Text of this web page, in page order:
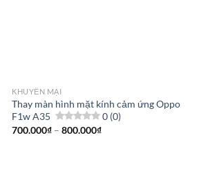
KHUYẾN MẠI
Thay màn hình mặt kính cảm ứng Oppo
F1w A35
0 (0)
700.000₫ – 800.000₫Khoảng